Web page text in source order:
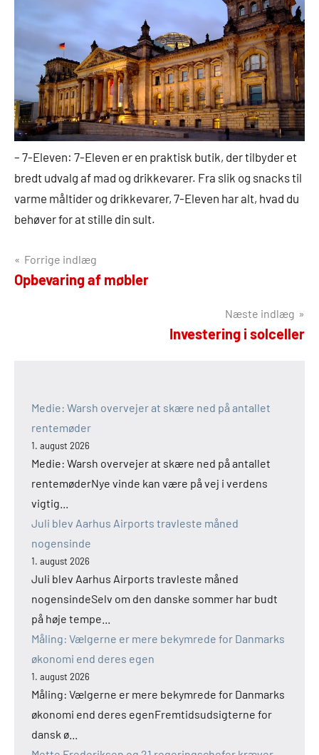
– 7-Eleven: 7-Eleven er en praktisk butik, der tilbyder et
bredt udvalg af mad og drikkevarer. Fra slik og snacks til
varme måltider og drikkevarer, 7-Eleven har alt, hvad du
behøver for at stille din sult.
Indlægsnavigation
Forrige indlæg
Opbevaring af møbler
Næste indlæg
Investering i solceller
Medie: Warsh overvejer at skære ned på antallet
rentemøder
1. august 2026
Medie: Warsh overvejer at skære ned på antallet
rentemøderNye vinde kan være på vej i verdens
vigtig...
Juli blev Aarhus Airports travleste måned
nogensinde
1. august 2026
Juli blev Aarhus Airports travleste måned
nogensindeSelv om den danske sommer har budt
på høje tempe...
Måling: Vælgerne er mere bekymrede for Danmarks
økonomi end deres egen
1. august 2026
Måling: Vælgerne er mere bekymrede for Danmarks
økonomi end deres egenFremtidsudsigterne for
dansk ø...